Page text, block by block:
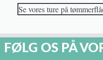
Se vores ture på
FØLG OS PÅ